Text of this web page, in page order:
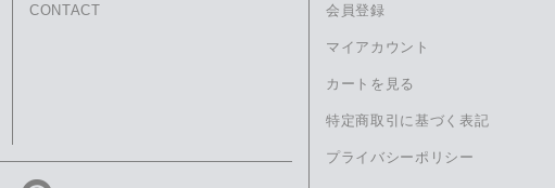
CONTACT 会員登録
マイアカウント
カートを見る
特定商取引に基づく表記
プライバシーポリシー